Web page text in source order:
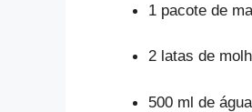
1 pacote de
2 latas de
500 ml de água